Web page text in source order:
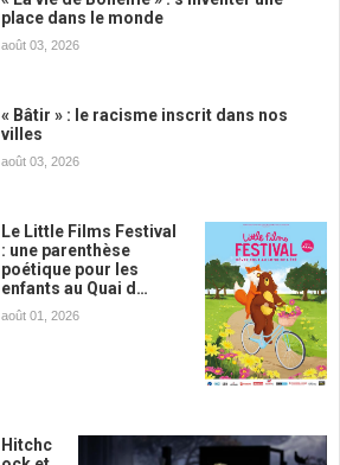
place dans le monde
août 03, 2026
« Bâtir » : le racisme inscrit dans nos
villes
août 03, 2026
Le Little Films Festival
: une parenthèse
poétique pour les
enfants au Quai d…
août 01, 2026
Hitchc